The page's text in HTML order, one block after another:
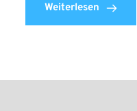
Weiterlesen